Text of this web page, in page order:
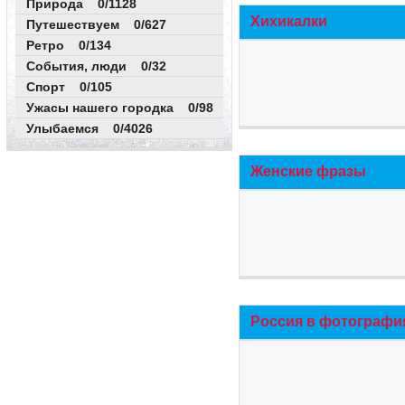
Природа 0/1128
Путешествуем 0/627
Ретро 0/134
События, люди 0/32
Спорт 0/105
Ужасы нашего городка 0/98
Улыбаемся 0/4026
Хихикалки
Женские фразы
Россия в